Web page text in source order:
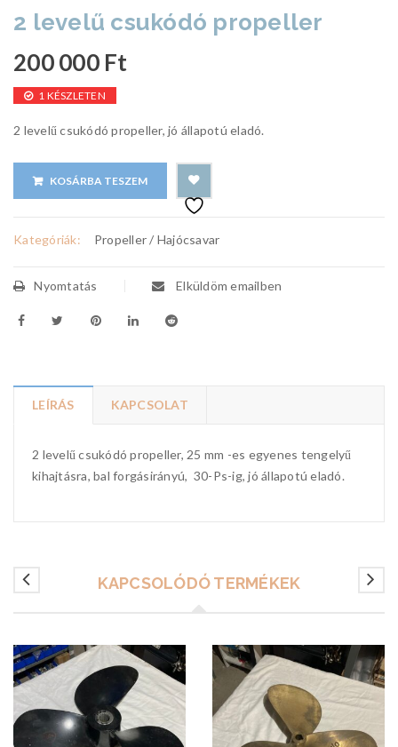
2 levelű csukódó propeller
200 000 Ft
1 KÉSZLETEN
2 levelű csukódó propeller, jó állapotú eladó.
KOSÁRBA TESZEM
Kategóriák: Propeller / Hajócsavar
Nyomtatás Elküldöm emailben
LEÍRÁS KAPCSOLAT
2 levelű csukódó propeller, 25 mm -es egyenes tengelyű
kihajtásra, bal forgásirányú, 30-Ps-ig, jó állapotú eladó.
KAPCSOLÓDÓ TERMÉKEK